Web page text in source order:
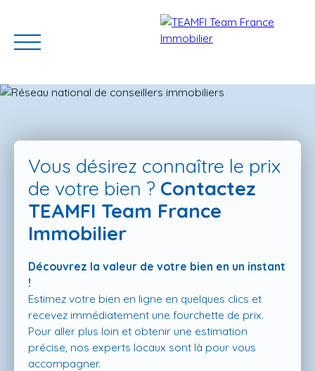
ACCUEIL ACHETER GERER VOTRE BIEN
Vous désirez connaître le prix
de votre bien ? Contactez
TEAMFI Team France
Immobilier
Découvrez la valeur de votre bien en un instant
!
Estimez votre bien en ligne en quelques clics et
recevez immédiatement une fourchette de prix.
Pour aller plus loin et obtenir une estimation
précise, nos experts locaux sont là pour vous
accompagner.